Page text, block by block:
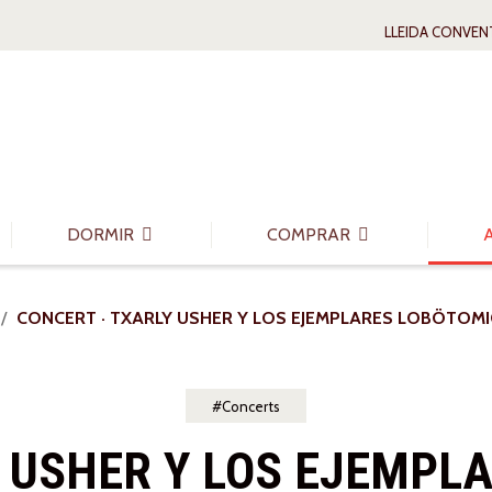
LLEIDA
DORMIR COMPRAR
CONCERT · TXARLY USHER Y LOS EJEMPLARES
Concerts
USHER Y LOS